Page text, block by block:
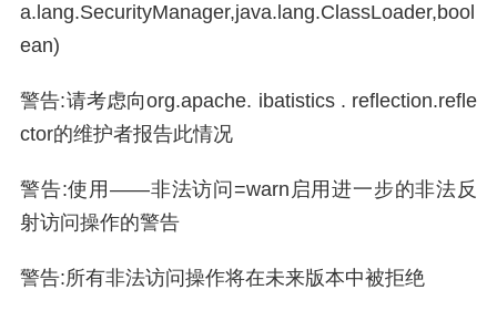
a.lang.SecurityManager,java.lang.ClassLoader,bool
ean)
警告:请考虑向org.apache. ibatistics . reflection.refle
ctor的维护者报告此情况
警告:使用——非法访问=warn启用进一步的非法反
射访问操作的警告
警告:所有非法访问操作将在未来版本中被拒绝